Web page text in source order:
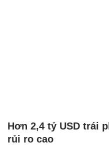
Hơn 2,4 tỷ USD trái
rủi ro cao